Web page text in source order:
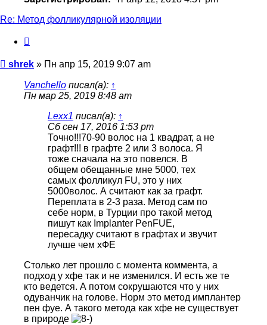
Re: Метод фолликулярной изоляции
Сообщение
shrek » Пн апр 15, 2019 9:07 am
Vanchello писал(а): ↑
Пн мар 25, 2019 8:48 am
Lexx1 писал(а): ↑
Сб сен 17, 2016 1:53 pm
Точно!!!70-90 волос на 1 квадрат, а не
графт!!! в графте 2 или 3 волоса. Я
тоже сначала на это повелся. В
общем обещанные мне 5000, тех
самых фолликул FU, это у них
5000волос. А считают как за графт.
Переплата в 2-3 раза. Метод сам по
себе норм, в Турции про такой метод
пишут как Imрlanter PenFUЕ,
пересадку считают в графтах и звучит
лучше чем хФЕ
Столько лет прошло с момента коммента, а
подход у хфе так и не изменился. И есть же те
кто ведется. А потом сокрушаются что у них
одуванчик на голове. Норм это метод имплантер
пен фуе. А такого метода как хфе не существует
в природе